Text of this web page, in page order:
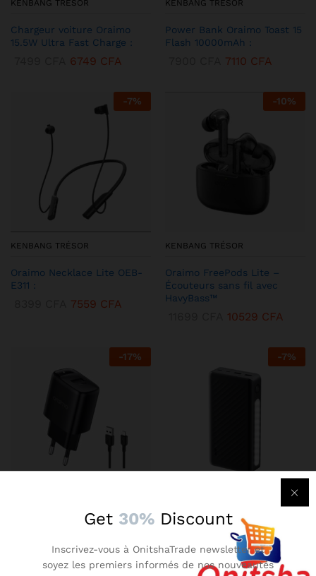
KENBANG TRÉSOR
Chargeur voiture Oraimo
15.5W Ultra Fast Charge :
6749 CFA
KENBANG TRÉSOR
Power Bank Oraimo Toast 15
Flash 10000mAh :
7110 CFA
-7%
KENBANG TRÉSOR
Oraimo Necklace Lite OEB-
E311 :
7559 CFA
-10%
KENBANG TRÉSOR
Oraimo FreePods Lite –
Écouteurs sans fil avec
HavyBass™
10529 CFA
-17%
Chargeur Mural Oraimo 2A –
AniFast™
2899CFA 2609CFA
-7%
Oraimo Traveler 3 Lit –
Batterie Externe 27000 mAh
Ultra-Puissante
14899CFA 13409CFA
Get 30% Discount
Inscrivez-vous à OnitshaTrade newsletter et
soyez les premiers informés de nos nouveautés